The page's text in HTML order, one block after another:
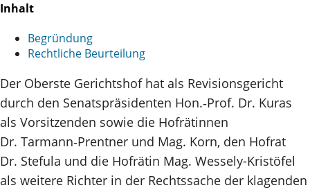
Inhalt
Begründung
Rechtliche Beurteilung
Der Oberste Gerichtshof hat als Revisionsgericht
durch den Senatspräsidenten Hon.‑Prof. Dr. Kuras
als Vorsitzenden sowie die Hofrätinnen
Dr. Tarmann‑Prentner und Mag. Korn, den Hofrat
Dr. Stefula und die Hofrätin Mag. Wessely-Kristöfel
als weitere Richter in der Rechtssache der klagenden